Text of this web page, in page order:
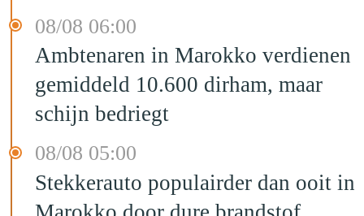
08/08 06:00
Ambtenaren in Marokko verdienen
gemiddeld 10.600 dirham, maar
schijn bedriegt
08/08 05:00
Stekkerauto populairder dan ooit in